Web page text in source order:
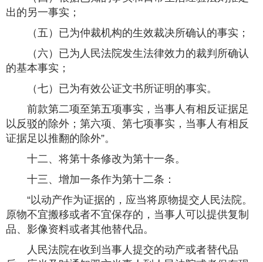
出的另一事实；
（五）已为仲裁机构的生效裁决所确认的事实；
（六）已为人民法院发生法律效力的裁判所确认
的基本事实；
（七）已为有效公证文书所证明的事实。
前款第二项至第五项事实，当事人有相反证据足
以反驳的除外；第六项、第七项事实，当事人有相反
证据足以推翻的除外”。
十二、将第十条修改为第十一条。
十三、增加一条作为第十二条：
“以动产作为证据的，应当将原物提交人民法院。
原物不宜搬移或者不宜保存的，当事人可以提供复制
品、影像资料或者其他替代品。
人民法院在收到当事人提交的动产或者替代品